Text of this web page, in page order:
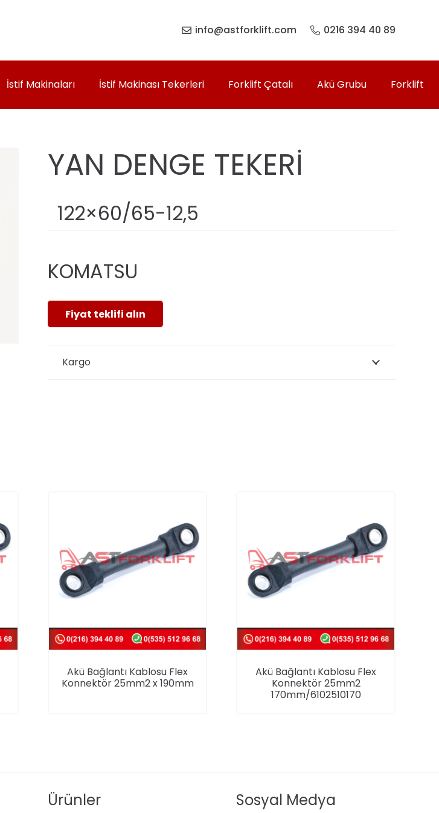
info@astforklift.com 0216 394 40 89
İstif Makinaları İstif Makinası Tekerleri Forklift Çatalı Akü Grubu Forklift
YAN DENGE TEKERİ
122×60/65-12,5
KOMATSU
Fiyat teklifi alın
Kargo
Akü Bağlantı Kablosu Flex
Konnektör 25mm2 x 190mm
Akü Bağlantı Kablosu Flex
Konnektör 25mm2
170mm/6102510170
Ürünler Sosyal Medya